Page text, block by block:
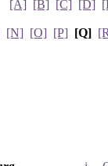
[A] [B] [C] [D]
[N] [O] [P] [Q]